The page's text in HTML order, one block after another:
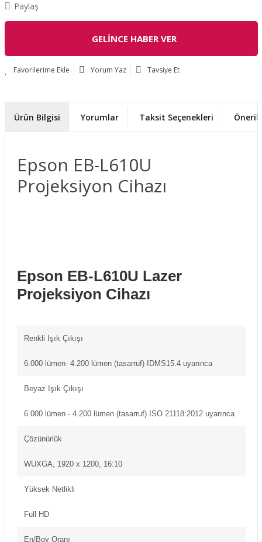
Paylaş
GELİNCE HABER VER
Yorum Yaz Tavsiye Et
Ürün Bilgisi Yorumlar Taksit Seçenekleri
Epson EB-L610U
Projeksiyon Cihazı
Epson EB-L610U Lazer
Projeksiyon Cihazı
Renkli Işık Çıkışı
6.000 lümen- 4.200 lümen (tasarruf) IDMS15.4 uyarınca
Beyaz Işık Çıkışı
6.000 lümen - 4.200 lümen (tasarruf) ISO 21118:2012 uyarınca
Çözünürlük
WUXGA, 1920 x 1200, 16:10
Yüksek Netlikli
Full HD
En/Boy Oranı